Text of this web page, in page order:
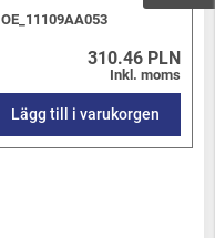
OE_11109AA053
310.46 PLN
Inkl. moms
Lägg till i varukorgen